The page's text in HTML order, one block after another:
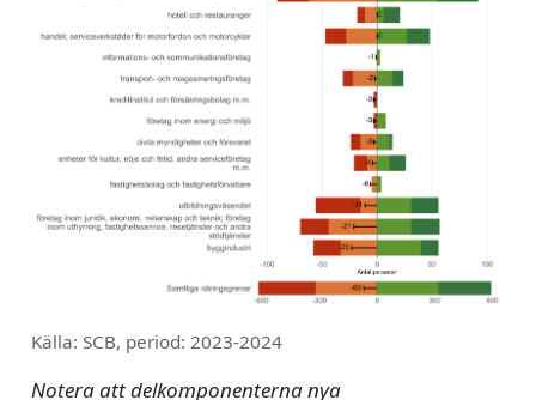
Källa: SCB, period: 2023-2024
Notera att delkomponenterna nya